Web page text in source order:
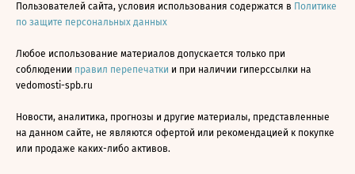
Пользователей сайта, условия использования содержатся в Политике
по защите персональных данных
Любое использование материалов допускается только при
соблюдении правил перепечатки и при наличии гиперссылки на
vedomosti-spb.ru
Новости, аналитика, прогнозы и другие материалы, представленные
на данном сайте, не являются офертой или рекомендацией к покупке
или продаже каких-либо активов.